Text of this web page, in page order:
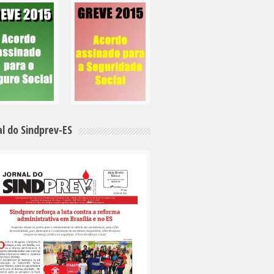
do Sindprev-ES